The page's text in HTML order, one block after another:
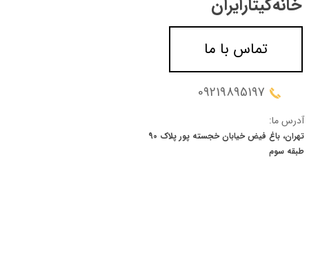
خانه‌گیتار‌ایران
09219895197
آدرس ما:
تهران، باغ فیض خیابان خجسته پور پلاک 90
​​​​​​​طبقه سوم
تماس با ما